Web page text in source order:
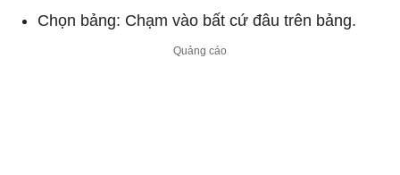
Chọn bảng: Chạm vào bất cứ đâu trên bảng.